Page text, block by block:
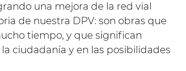
una mejora de la red vial
de nuestra DPV: son obras que
tiempo, y que significan
ciudadanía y en las posibilidades